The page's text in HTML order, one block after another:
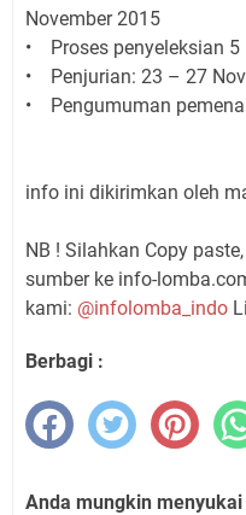
November 2015
• Proses penyeleksian
• Penjurian: 23 – 27
• Pengumuman
info ini dikirimkan oleh
NB ! Silahkan Copy
sumber ke info-
kami: @infolomba_indo
Berbagi :
Anda mungkin